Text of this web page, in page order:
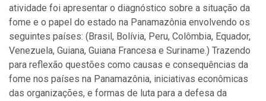
atividade foi apresentar o diagnóstico sobre a situação da
fome e o papel do estado na Panamazônia envolvendo os
seguintes países: (Brasil, Bolívia, Peru, Colômbia, Equador,
Venezuela, Guiana, Guiana Francesa e Suriname.) Trazendo
para reflexão questões como causas e consequências da
fome nos países na Panamazônia, iniciativas econômicas
das organizações, e formas de luta para a defesa da